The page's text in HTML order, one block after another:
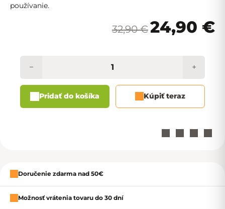
používanie.
32,90 €24,90 €
+
−
Pridať do košíka Kúpiť teraz
Zavrieť
Doručenie zdarma nad 50€
Možnosť vrátenia tovaru do 30 dní